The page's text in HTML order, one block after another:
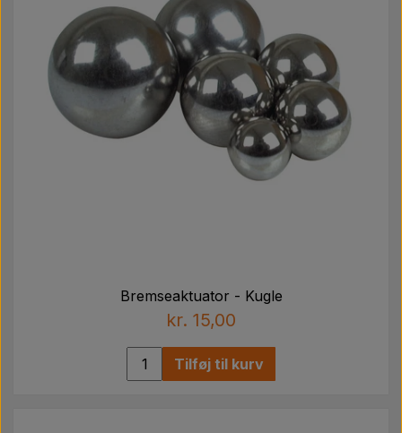
Bremseaktuator - Kugle
kr. 15,00
Tilføj til kurv